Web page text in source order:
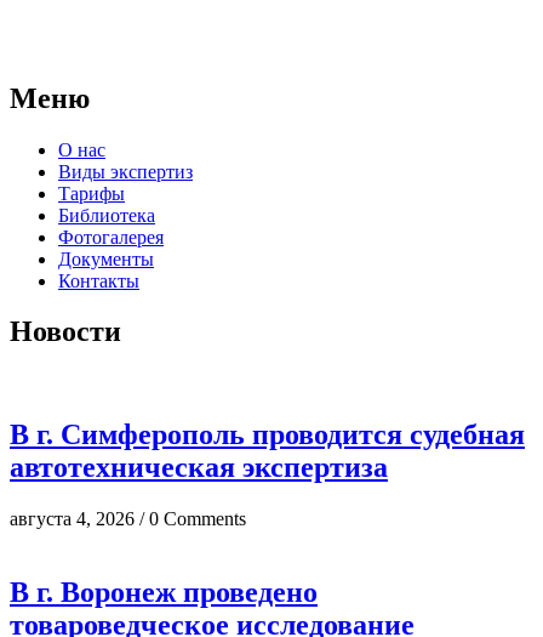
Меню
О нас
Виды экспертиз
Тарифы
Библиотека
Фотогалерея
Документы
Контакты
Новости
В г. Симферополь проводится судебная
автотехническая экспертиза
августа 4, 2026 / 0 Comments
В г. Воронеж проведено
товароведческое исследование